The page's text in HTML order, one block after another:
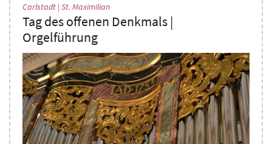
Carlstadt | St. Maximilian:
Tag des offenen Denkmals |
Orgelführung